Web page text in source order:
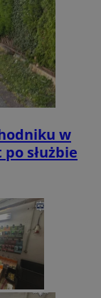
w
służbie